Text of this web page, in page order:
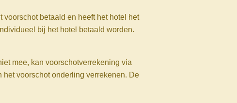
voorschot betaald en heeft het hotel het
bij het hotel betaald worden.
mee, kan voorschotverrekening via
voorschot onderling verrekenen. De